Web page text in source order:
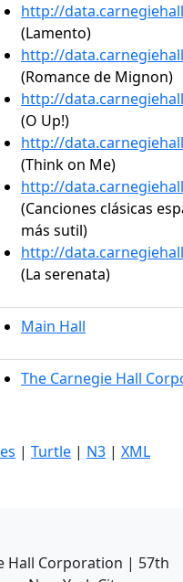
http://
(Lamento)
http://
(Romance de Mignon)
http://
(O Up!)
http://
(Think on Me)
http://
(Canciones clásicas
más sutil)
http://
(La serenata)
Main Hall
The Carnegie Hall
| Turtle | N3 | XML
Hall Corporation | 57th